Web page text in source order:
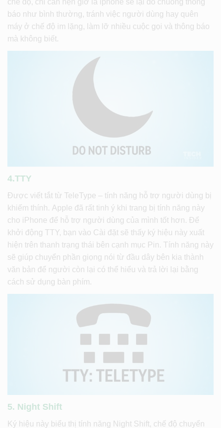
báo như bình thường, tránh việc người dùng hay quên
máy ở chế độ im lặng, làm lỡ nhiều cuộc gọi và thông báo
mà không biết.
4.TTY
Được viết tắt từ TeleType – tính năng hỗ trợ người dùng bị
khiếm thính. Apple đã rất tinh ý khi trang bị tính năng này
cho iPhone để hỗ trợ người dùng của mình tốt hơn. Để
khởi động TTY, bạn vào Cài đặt sẽ thấy ký hiệu này xuất
hiện trên thanh trạng thái bên cạnh mục Pin. Tính năng này
sẽ giúp chuyển phần giọng nói từ đầu dây bên kia thành
văn bản để người còn lại có thể hiểu và trả lời lại bằng
cách sử dụng bàn phím.
5. Night Shift
Ký hiệu này biểu thị tính năng Night Shift, chế độ chuyển